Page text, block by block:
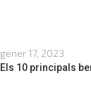
gener 17, 2023
Els 10 principals